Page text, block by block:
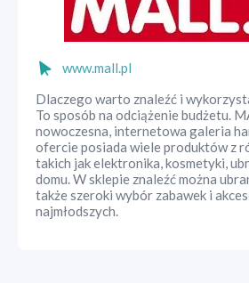
www.mall.pl
Dlaczego warto znaleźć i
To sposób na odciążenie budżetu.
nowoczesna, internetowa galeria
ofercie posiada wiele produktów z
takich jak elektronika, kosmetyki,
domu. W sklepie znaleźć można
także szeroki wybór zabawek i
najmłodszych.